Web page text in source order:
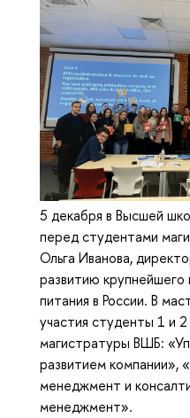
5 декабря в Высшей
перед студентами
Ольга Иванова,
развитию крупнейшего
питания в России. В
участия студенты 1 и
магистратуры ВШБ:
развитием компании»,
менеджмент и
менеджмент».